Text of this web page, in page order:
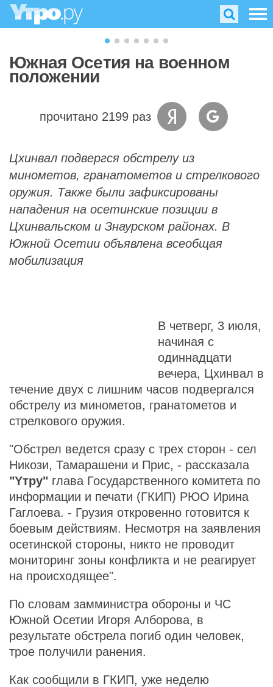
Южная Осетия на военном
положении
прочитано 2199 раз
Цхинвал подвергся обстрелу из
минометов, гранатометов и стрелкового
оружия. Также были зафиксированы
нападения на осетинские позиции в
Цхинвальском и Знаурском районах. В
Южной Осетии объявлена всеобщая
мобилизация
В четверг, 3 июля,
начиная с
одиннадцати
вечера, Цхинвал в
течение двух с лишним часов подвергался
обстрелу из минометов, гранатометов и
стрелкового оружия.
"Обстрел ведется сразу с трех сторон - сел
Никози, Тамарашени и Прис, - рассказала
"Yтру" глава Государственного комитета по
информации и печати (ГКИП) РЮО Ирина
Гаглоева. - Грузия откровенно готовится к
боевым действиям. Несмотря на заявления
осетинской стороны, никто не проводит
мониторинг зоны конфликта и не реагирует
на происходящее".
По словам замминистра обороны и ЧС
Южной Осетии Игоря Алборова, в
результате обстрела погиб один человек,
трое получили ранения.
Как сообщили в ГКИП, уже неделю